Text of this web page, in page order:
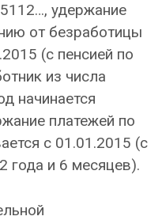
удержание
от безработицы
(с пенсией по
из числа
начинается
платежей по
с 01.01.2015 (с
года и 6 месяцев).